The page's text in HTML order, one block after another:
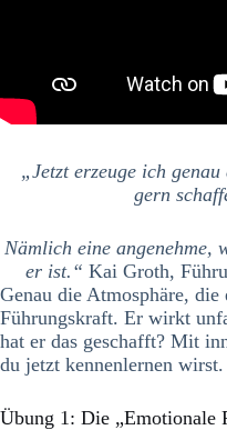
„Jetzt erzeuge ich
gern
Nämlich eine angenehme,
er ist.“ Kai Groth,
Genau die Atmosphäre,
Führungskraft. Er wirkt
hat er das geschafft? Mit
du jetzt kennenlernen wirst.
Übung 1: Die „Emotionale